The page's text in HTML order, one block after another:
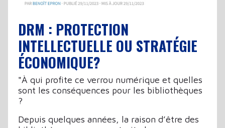
DRM : PROTECTION
INTELLECTUELLE OU STRATÉGIE
ÉCONOMIQUE?
"À qui profite ce verrou numérique et quelles
sont les conséquences pour les bibliothèques
?
Depuis quelques années, la raison d’être des